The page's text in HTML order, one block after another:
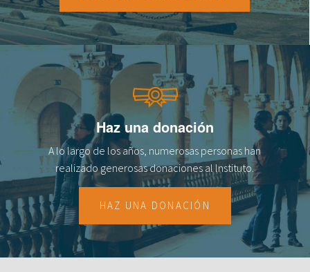
Haz una donación
A lo largo de los años, numerosas personas han
realizado generosas donaciones al lnstituto.
HAZ UNA DONACIÓN